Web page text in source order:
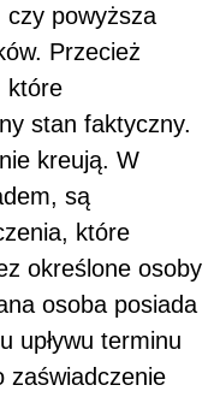
czy powyższa
Przecież
które
stan faktyczny.
kreują. W
są
które
określone osoby
osoba posiada
upływu terminu
zaświadczenie